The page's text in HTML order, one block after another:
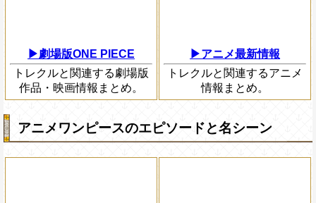
▶劇場版ONE PIECE
トレクルと関連する劇場版
作品・映画情報まとめ。
▶アニメ最新情報
トレクルと関連するアニメ
情報まとめ。
アニメワンピースのエピソードと名シーン